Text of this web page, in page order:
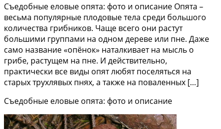
Съедобные еловые опята: фото и описание Опята –
весьма популярные плодовые тела среди большого
количества грибников. Чаще всего они растут
большими группами на одном дереве или пне. Даже
само название «опёнок» наталкивает на мысль о
грибе, растущем на пне. И действительно,
практически все виды опят любят поселяться на
старых трухлявых пнях, а также на поваленных […]
Съедобные еловые опята: фото и описание